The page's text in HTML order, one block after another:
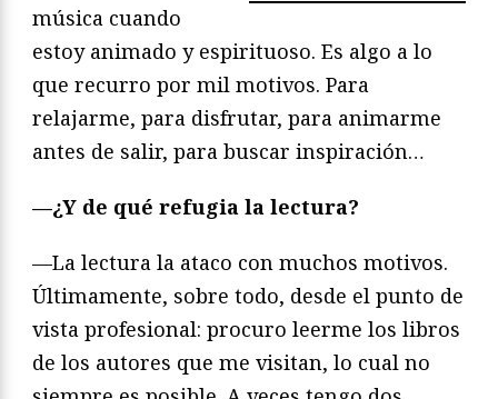
música cuando
estoy animado y espirituoso. Es algo a lo
que recurro por mil motivos. Para
relajarme, para disfrutar, para animarme
antes de salir, para buscar inspiración…
—¿Y de qué refugia la lectura?
—La lectura la ataco con muchos motivos.
Últimamente, sobre todo, desde el punto de
vista profesional: procuro leerme los libros
de los autores que me visitan, lo cual no